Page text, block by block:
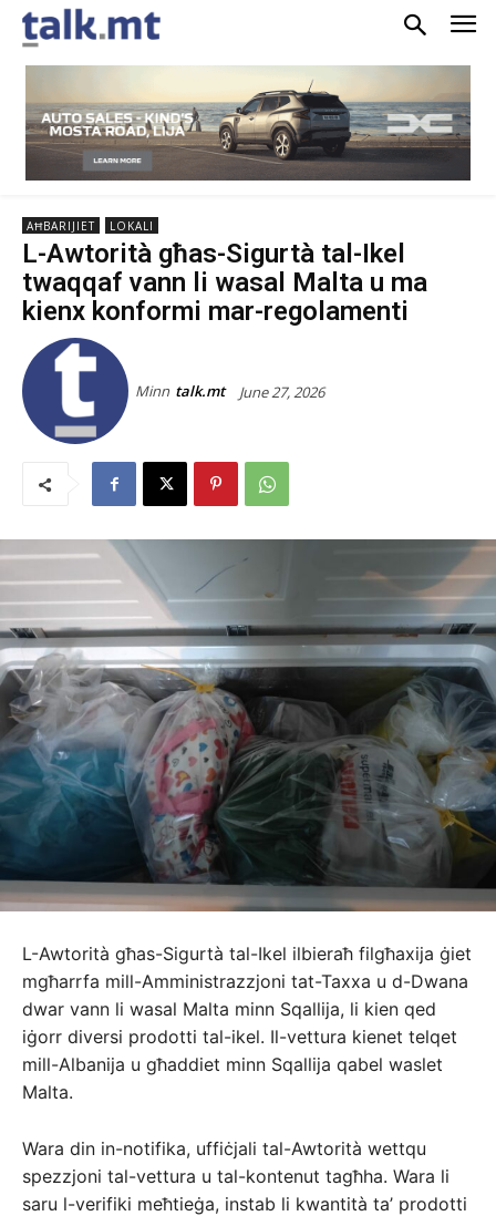
AĦBARIJIET LOKALI
L-Awtorità għas-Sigurtà tal-Ikel
twaqqaf vann li wasal Malta u ma
kienx konformi mar-regolamenti
Minn talk.mt June 27, 2026
L-Awtorità għas-Sigurtà tal-Ikel ilbieraħ filgħaxija ġiet
mgħarrfa mill-Amministrazzjoni tat-Taxxa u d-Dwana
dwar vann li wasal Malta minn Sqallija, li kien qed
iġorr diversi prodotti tal-ikel. Il-vettura kienet telqet
mill-Albanija u għaddiet minn Sqallija qabel waslet
Malta.
Wara din in-notifika, uffiċjali tal-Awtorità wettqu
spezzjoni tal-vettura u tal-kontenut tagħha. Wara li
saru l-verifiki meħtieġa, instab li kwantità ta’ prodotti